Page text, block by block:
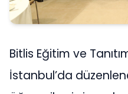
Bitlis Eğitim ve
İstanbul’da